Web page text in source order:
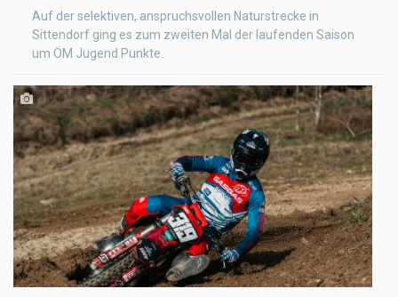
Auf der selektiven, anspruchsvollen Naturstrecke in
Sittendorf ging es zum zweiten Mal der laufenden Saison
um ÖM Jugend Punkte.